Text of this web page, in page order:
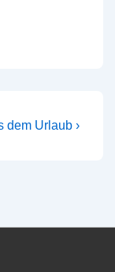
dem Urlaub ›